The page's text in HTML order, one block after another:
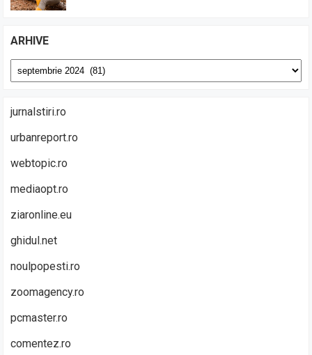
ARHIVE
Arhive
jurnalstiri.ro
urbanreport.ro
webtopic.ro
mediaopt.ro
ziaronline.eu
ghidul.net
noulpopesti.ro
zoomagency.ro
pcmaster.ro
comentez.ro